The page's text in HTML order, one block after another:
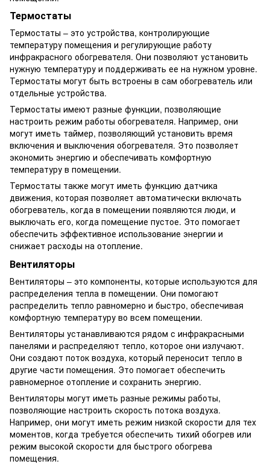
Термостаты
Термостаты – это устройства, контролирующие
температуру помещения и регулирующие работу
инфракрасного обогревателя. Они позволяют установить
нужную температуру и поддерживать ее на нужном уровне.
Термостаты могут быть встроены в сам обогреватель или
отдельные устройства.
Термостаты имеют разные функции, позволяющие
настроить режим работы обогревателя. Например, они
могут иметь таймер, позволяющий установить время
включения и выключения обогревателя. Это позволяет
экономить энергию и обеспечивать комфортную
температуру в помещении.
Термостаты также могут иметь функцию датчика
движения, которая позволяет автоматически включать
обогреватель, когда в помещении появляются люди, и
выключать его, когда помещение пустое. Это помогает
обеспечить эффективное использование энергии и
снижает расходы на отопление.
Вентиляторы
Вентиляторы – это компоненты, которые используются для
распределения тепла в помещении. Они помогают
распределить тепло равномерно и быстро, обеспечивая
комфортную температуру во всем помещении.
Вентиляторы устанавливаются рядом с инфракрасными
панелями и распределяют тепло, которое они излучают.
Они создают поток воздуха, который переносит тепло в
другие части помещения. Это помогает обеспечить
равномерное отопление и сохранить энергию.
Вентиляторы могут иметь разные режимы работы,
позволяющие настроить скорость потока воздуха.
Например, они могут иметь режим низкой скорости для тех
моментов, когда требуется обеспечить тихий обогрев или
режим высокой скорости для быстрого обогрева
помещения.